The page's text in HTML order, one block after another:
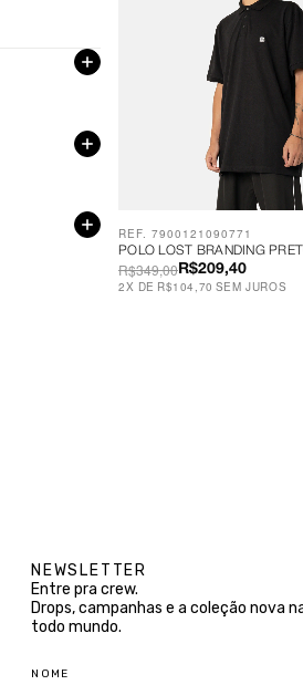
POLO LOST BRANDING
R$209,40
R$349,00
2X DE R$104,70 SEM JUROS
REF. 7900121090771
NEWSLETTER
Entre pra crew.
Drops, campanhas e a coleção nova
todo mundo.
NOME